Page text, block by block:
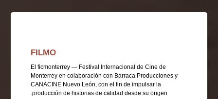
FILMO
El ficmonterrey — Festival Internacional de Cine de
Monterrey en colaboración con Barraca Producciones y
CANACINE Nuevo León, con el fin de impulsar la
producción de historias de calidad desde su origen.
FILMO